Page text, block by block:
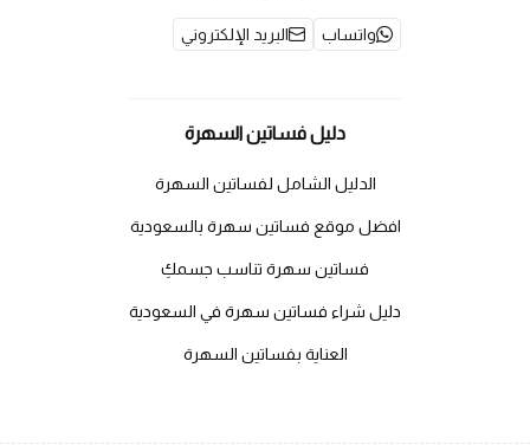
واتساب البريد الإلكتروني
دليل فساتين السهرة
الدليل الشامل لفساتين السهرة
افضل موقع فساتين سهرة بالسعودية
فساتين سهرة تناسب جسمكِ
دليل شراء فساتين سهرة في السعودية
العناية بفساتين السهرة